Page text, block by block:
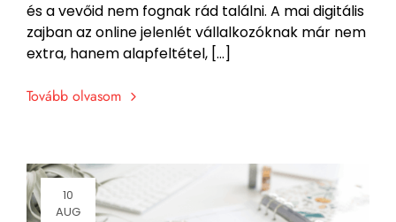
és a vevőid nem fognak rád találni. A mai digitális
zajban az online jelenlét vállalkozóknak már nem
extra, hanem alapfeltétel, […]
Tovább olvasom
10
AUG